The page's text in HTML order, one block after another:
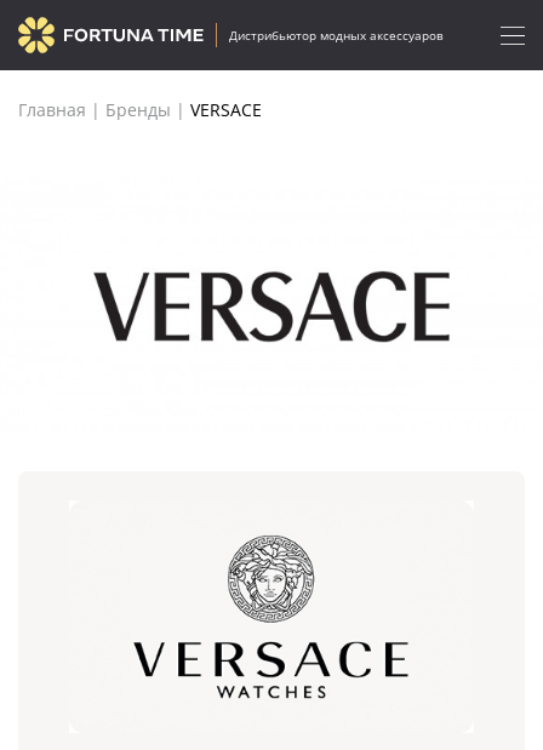
Дистрибьютор модных аксессуаров
Главная | Бренды | VERSACE